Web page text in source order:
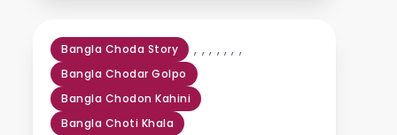
Bangla Choda Story ,
Bangla Chodar Golpo
,
Bangla Chodon Kahini
,
Bangla Choti Khala
,,, ,